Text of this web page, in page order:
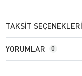
TAKSIT SEÇENEKLERI
YORUMLAR 0